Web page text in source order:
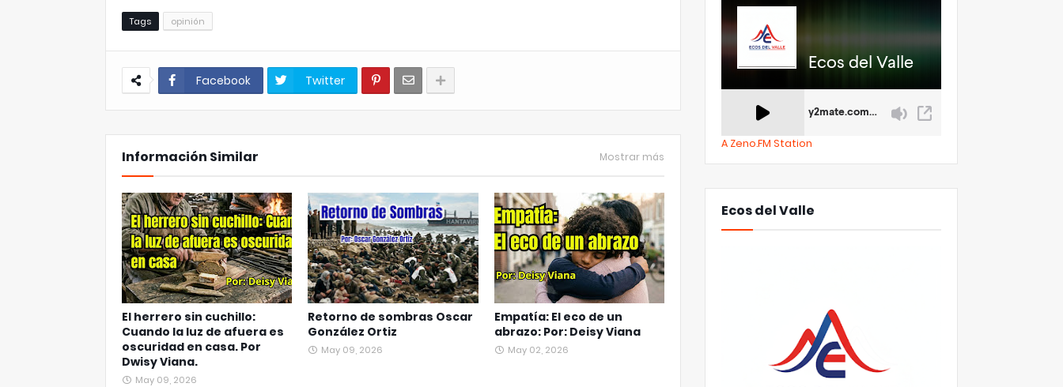
Tags opinión
Facebook Twitter
Información Similar Mostrar más
El herrero sin cuchillo:
Cuando la luz de afuera es
oscuridad en casa. Por
Dwisy Viana.
May 09, 2026
Retorno de sombras Oscar
González Ortiz
May 09, 2026
Empatía: El eco de un
abrazo: Por: Deisy Viana
May 02, 2026
A Zeno.FM Station
Ecos del Valle